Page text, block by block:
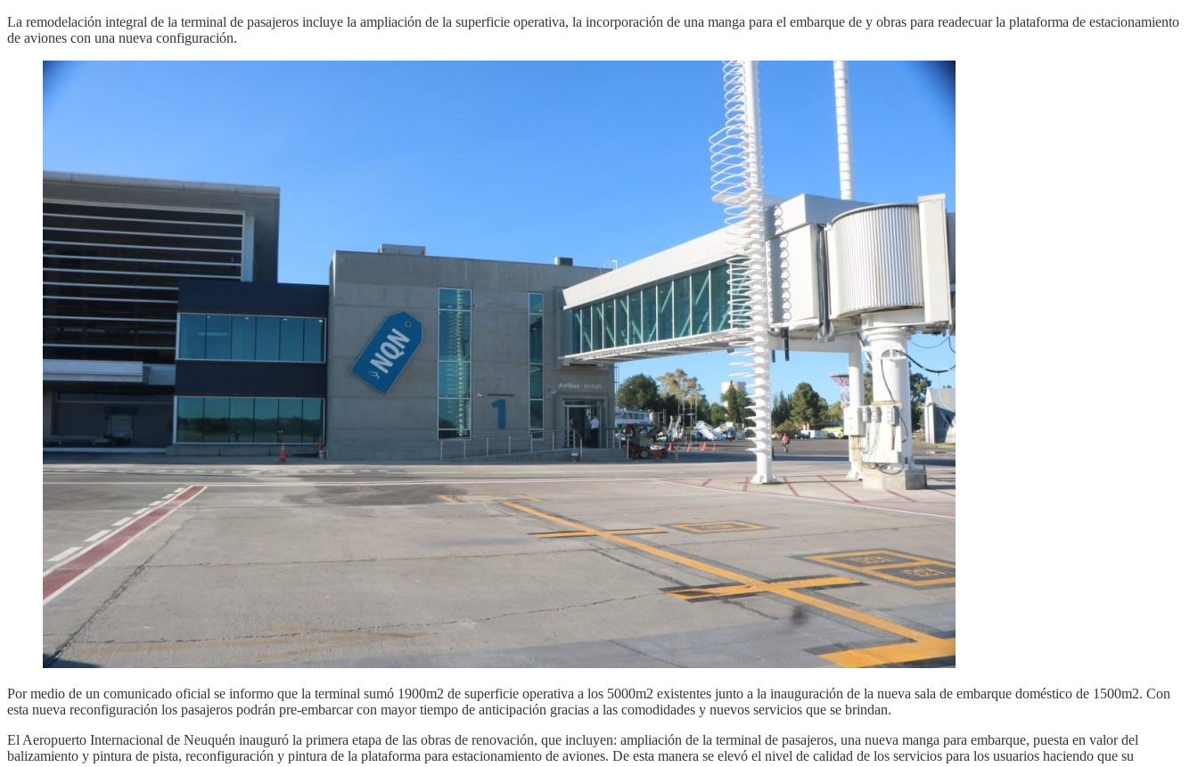
La remodelación integral de la terminal de pasajeros incluye la ampliación de la superficie operativa, la incorporación de una manga para el embarque de y obras para readecuar la plataforma de estacionamiento
de aviones con una nueva configuración.
Por medio de un comunicado oficial se informo que la terminal sumó 1900m2 de superficie operativa a los 5000m2 existentes junto a la inauguración de la nueva sala de embarque doméstico de 1500m2. Con
esta nueva reconfiguración los pasajeros podrán pre-embarcar con mayor tiempo de anticipación gracias a las comodidades y nuevos servicios que se brindan.
El Aeropuerto Internacional de Neuquén inauguró la primera etapa de las obras de renovación, que incluyen: ampliación de la terminal de pasajeros, una nueva manga para embarque, puesta en valor del
balizamiento y pintura de pista, reconfiguración y pintura de la plataforma para estacionamiento de aviones. De esta manera se elevó el nivel de calidad de los servicios para los usuarios haciendo que su